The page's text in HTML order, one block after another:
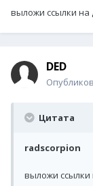
выложи ссылки на
DED
Цитата
radscorpion
выложи ссылки